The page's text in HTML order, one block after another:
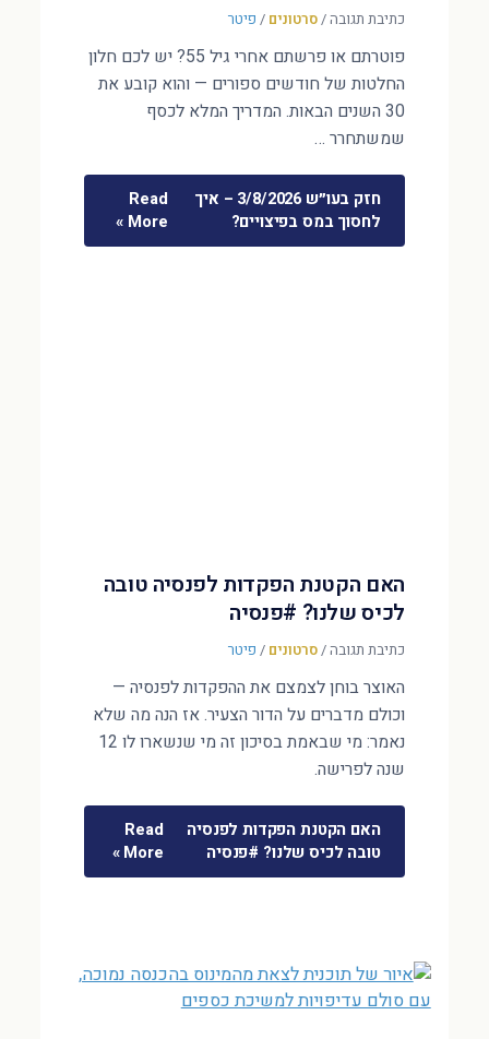
כתיבת תגובה/סרטונים / פיטר
פוטרתם או פרשתם אחרי גיל 55? יש לכם חלון
החלטות של חודשים ספורים — והוא קובע את
30 השנים הבאות. המדריך המלא לכסף
שמשתחרר …
חזק בעו״ש 3/8/2026 – איך
לחסוך במס בפיצויים?
Read
More »
האם הקטנת הפקדות לפנסיה טובה
לכיס שלנו? #פנסיה
כתיבת תגובה/סרטונים / פיטר
האוצר בוחן לצמצם את ההפקדות לפנסיה —
וכולם מדברים על הדור הצעיר. אז הנה מה שלא
נאמר: מי שבאמת בסיכון זה מי שנשארו לו 12
שנה לפרישה.
האם הקטנת הפקדות לפנסיה
טובה לכיס שלנו? #פנסיה
Read
More »